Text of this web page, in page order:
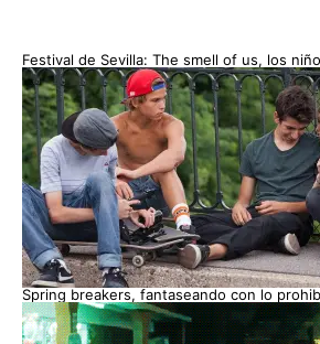
Festival de Sevilla: The smell of us, los
Spring breakers, fantaseando con lo